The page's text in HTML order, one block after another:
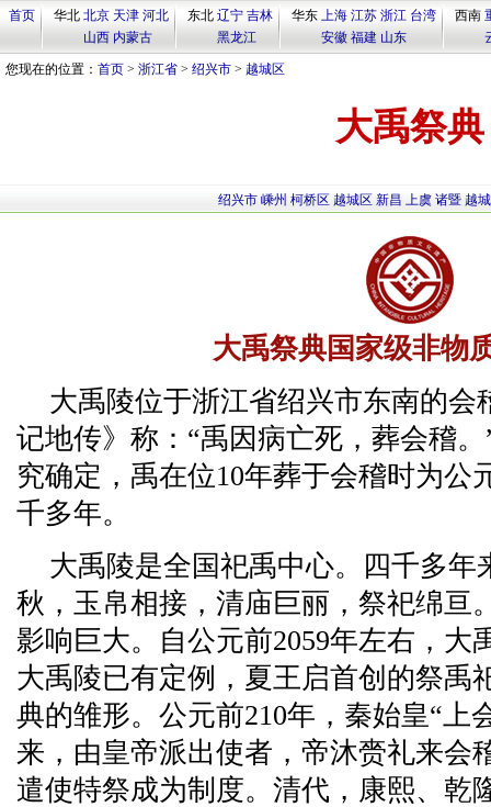
首页 华北 北京 天津 河北
山西 内蒙古
东北 辽宁 吉林
黑龙江
华东 上海 江苏 浙江 台湾
安徽 福建 山东
西南
您现在的位置： 首页 > 浙江省 > 绍兴市 > 越城区
大禹祭典
绍兴市 嵊州 柯桥区 越城区 新昌 上虞 诸暨 越
大禹祭典国家级非物
大禹陵位于浙江省绍兴市东南的会
记地传》称：“禹因病亡死，葬会稽
究确定，禹在位10年葬于会稽时为公
千多年。
大禹陵是全国祀禹中心。四千多年
秋，玉帛相接，清庙巨丽，祭祀绵亘
影响巨大。自公元前2059年左右，大
大禹陵已有定例，夏王启首创的祭禹
典的雏形。公元前210年，秦始皇“上
来，由皇帝派出使者，帝沐赍礼来会
遣使特祭成为制度。清代，康熙、乾